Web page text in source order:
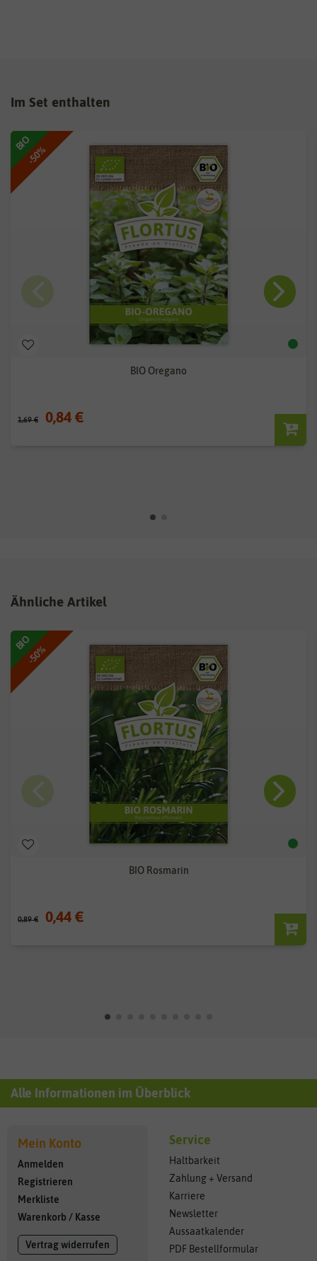
Im Set enthalten
-50%
BIO
BIO Oregano
1,69 € 0,84 €
Ähnliche Artikel
-50%
BIO
BIO Rosmarin
0,89 € 0,44 €
Alle Informationen im Überblick
Mein Konto
Anmelden
Registrieren
Merkliste
Warenkorb / Kasse
Vertrag widerrufen
Service
Haltbarkeit
Zahlung + Versand
Karriere
Newsletter
Aussaatkalender
PDF Bestellformular